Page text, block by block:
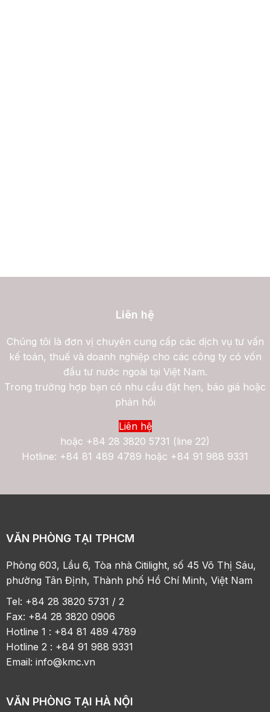
Liên hệ
Chúng tôi là đơn vị chuyên cung cấp các dịch vụ tư vấn
kế toán, thuế và doanh nghiệp cho các công ty có vốn
đầu tư nước ngoài tại Việt Nam.
Trong trường hợp bạn có nhu cầu đặt hẹn, báo giá hoặc
phản hồi
Liên hệ
hoặc +84 28 3820 5731 (line 22)
Hotline: +84 81 489 4789 hoặc +84 91 988 9331
VĂN PHÒNG TẠI TPHCM
Phòng 603, Lầu 6, Tòa nhà Citilight, số 45 Võ Thị Sáu,
phường Tân Định, Thành phố Hồ Chí Minh, Việt Nam
Tel: +84 28 3820 5731 / 2
Fax: +84 28 3820 0906
Hotline 1 : +84 81 489 4789
Hotline 2 : +84 91 988 9331
Email:info@kmc.vn
VĂN PHÒNG TẠI HÀ NỘI